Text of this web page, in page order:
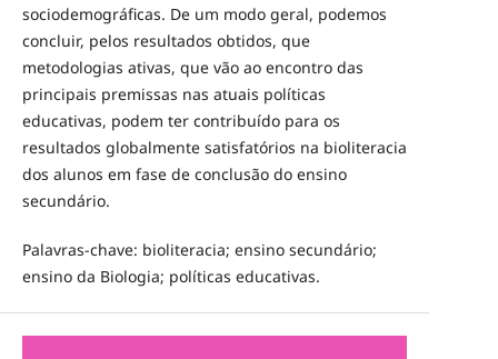
sociodemográficas. De um modo geral, podemos
concluir, pelos resultados obtidos, que
metodologias ativas, que vão ao encontro das
principais premissas nas atuais políticas
educativas, podem ter contribuído para os
resultados globalmente satisfatórios na bioliteracia
dos alunos em fase de conclusão do ensino
secundário.
Palavras-chave: bioliteracia; ensino secundário;
ensino da Biologia; políticas educativas.